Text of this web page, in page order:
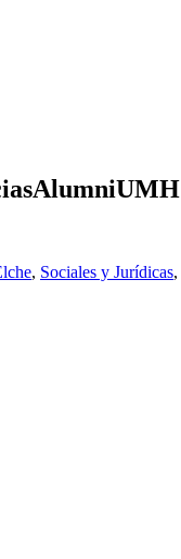
, Sociales y Jurídicas,